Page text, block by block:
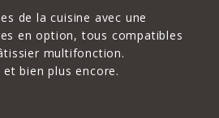
de la cuisine avec une
en option, tous compatibles
multifonction.
bien plus encore.